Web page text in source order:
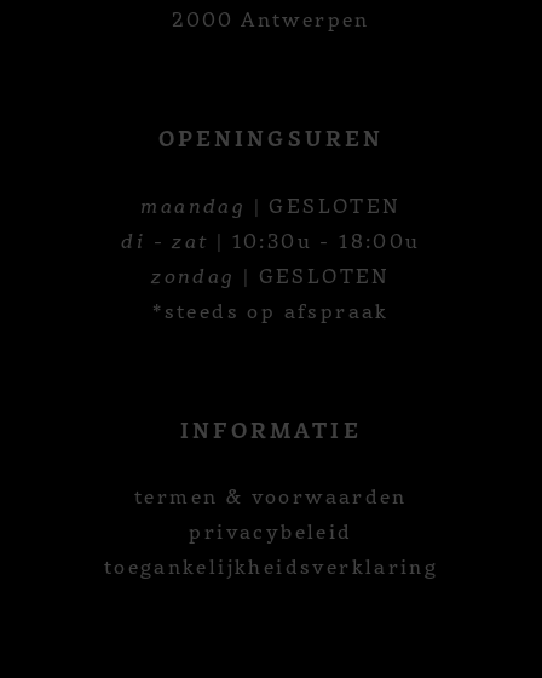
2000 Antwerpen
OPENINGSUREN
maandag | GESLOTEN
di - zat | 10:30u - 18:00u
zondag | GESLOTEN
*steeds op afspraak
INFORMATIE
termen & voorwaarden
privacybeleid
toegankelijkheidsverklaring